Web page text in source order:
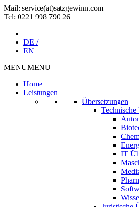
Mail: service(at)satz­gewinn.com
Tel: 0221 998 790 26
DE /
EN
MENUMENU
Home
Leistungen
Übersetzungen
Technische
IT